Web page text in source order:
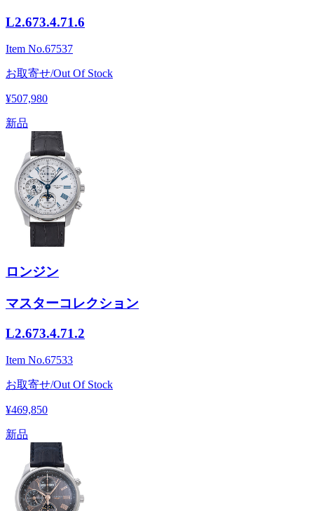
L2.673.4.71.6
Item No.67537
お取寄せ/Out Of Stock
¥507,980
新品
ロンジン
マスターコレクション
L2.673.4.71.2
Item No.67533
お取寄せ/Out Of Stock
¥469,850
新品